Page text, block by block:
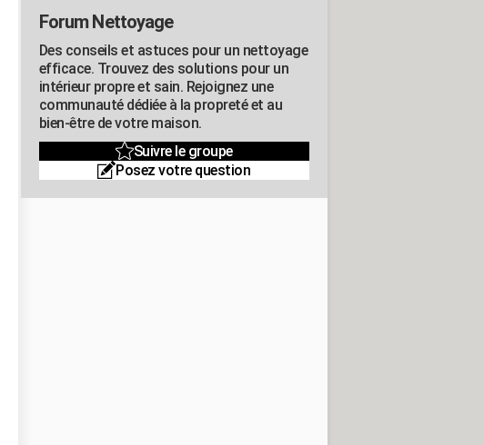
Forum Nettoyage
Des conseils et astuces pour un nettoyage
efficace. Trouvez des solutions pour un
intérieur propre et sain. Rejoignez une
communauté dédiée à la propreté et au
bien-être de votre maison.
Suivre le groupe
Posez votre question